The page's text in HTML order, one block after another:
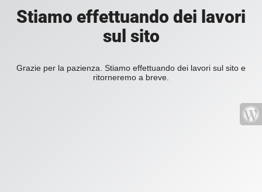
Stiamo effettuando dei lavori
sul sito
Grazie per la pazienza. Stiamo effettuando dei lavori sul sito e
ritorneremo a breve.